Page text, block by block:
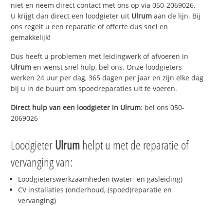
niet en neem direct contact met ons op via 050-2069026.
U krijgt dan direct een loodgieter uit Ulrum aan de lijn. Bij
ons regelt u een reparatie of offerte dus snel en
gemakkelijk!
Dus heeft u problemen met leidingwerk of afvoeren in
Ulrum en wenst snel hulp, bel ons. Onze loodgieters
werken 24 uur per dag, 365 dagen per jaar en zijn elke dag
bij u in de buurt om spoedreparaties uit te voeren.
Direct hulp van een loodgieter in Ulrum: bel ons 050-
2069026
LoodgieterUlrumhelpt u met de reparatie of
vervanging van:
Loodgieterswerkzaamheden (water- en gasleiding)
CV installaties (onderhoud, (spoed)reparatie en
vervanging)